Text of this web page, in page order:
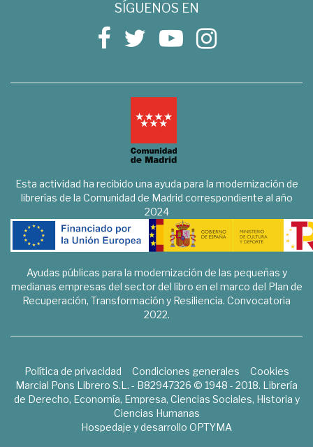
SÍGUENOS EN
Esta actividad ha recibido una ayuda para la modernización de
librerías de la Comunidad de Madrid correspondiente al año
2024
Ayudas públicas para la modernización de las pequeñas y
medianas empresas del sector del libro en el marco del Plan de
Recuperación, Transformación y Resiliencia. Convocatoria
2022.
Política de privacidad Condiciones generales
Cookies
Marcial Pons Librero S.L. - B82947326 © 1948 - 2018. Librería
de Derecho, Economía, Empresa, Ciencias Sociales, Historia y
Ciencias Humanas
Hospedaje y desarrollo OPTYMA